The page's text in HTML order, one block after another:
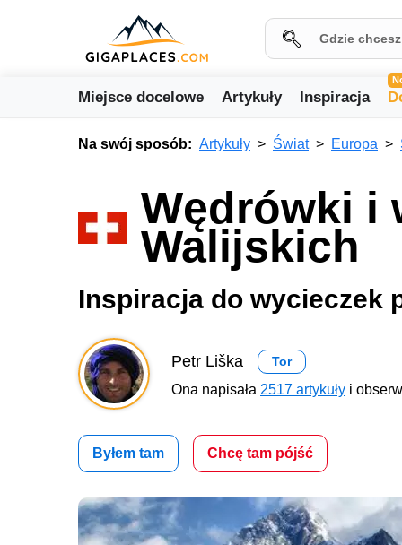
Miejsce docelowe Artykuły Inspiracja
Na swój sposób: Artykuły Świat Europa
Wędrówki i
Walijskich
Inspiracja do wycieczek
Petr Liška Tor
Ona napisała 2517 artykuły i
Byłem tam Chcę tam pójść